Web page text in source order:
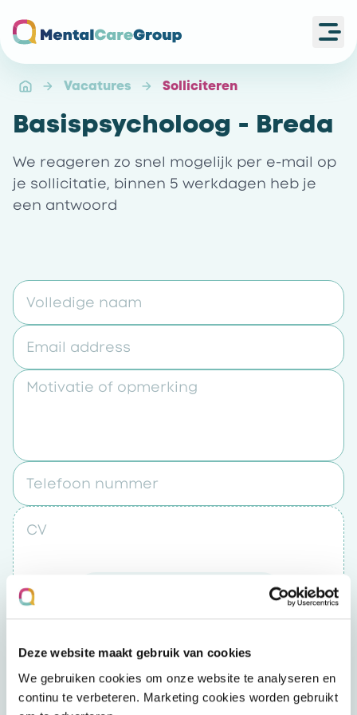
Deze website maakt gebruik van cookies
We gebruiken cookies om onze website te analyseren en
continu te verbeteren. Marketing cookies worden gebruikt
Vacatures Solliciteren
Basispsycholoog - Breda
We reageren zo snel mogelijk per e-mail op
je sollicitatie, binnen 5 werkdagen heb je
een antwoord
Volledige naam
Email address
Motivatie of opmerking
Telefoon nummer
CV
Door op “verzenden” te klikken accepteert u
privacybeleid
Verzenden